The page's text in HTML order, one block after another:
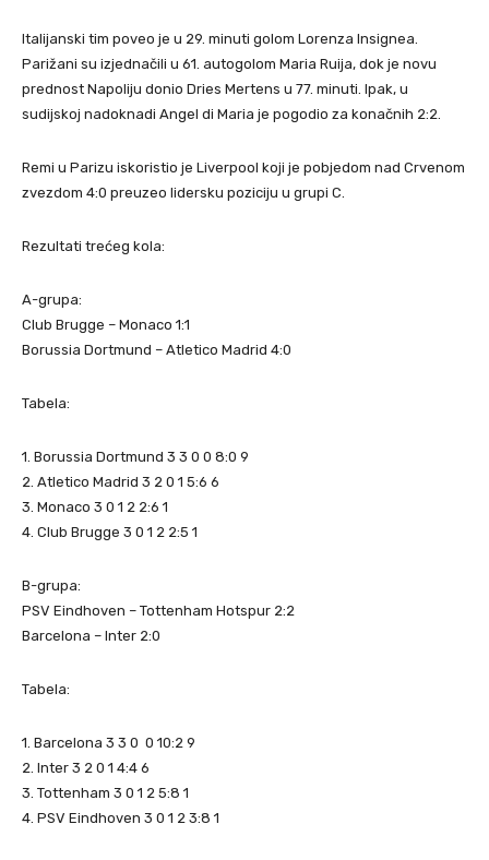
Italijanski tim poveo je u 29. minuti golom Lorenza Insignea.
Parižani su izjednačili u 61. autogolom Maria Ruija, dok je novu
prednost Napoliju donio Dries Mertens u 77. minuti. Ipak, u
sudijskoj nadoknadi Angel di Maria je pogodio za konačnih 2:2.
Remi u Parizu iskoristio je Liverpool koji je pobjedom nad Crvenom
zvezdom 4:0 preuzeo lidersku poziciju u grupi C.
Rezultati trećeg kola:
A-grupa:
Club Brugge – Monaco 1:1
Borussia Dortmund – Atletico Madrid 4:0
Tabela:
1. Borussia Dortmund 3 3 0 0 8:0 9
2. Atletico Madrid 3 2 0 1 5:6 6
3. Monaco 3 0 1 2 2:6 1
4. Club Brugge 3 0 1 2 2:5 1
B-grupa:
PSV Eindhoven – Tottenham Hotspur 2:2
Barcelona – Inter 2:0
Tabela:
1. Barcelona 3 3 0 0 10:2 9
2. Inter 3 2 0 1 4:4 6
3. Tottenham 3 0 1 2 5:8 1
4. PSV Eindhoven 3 0 1 2 3:8 1